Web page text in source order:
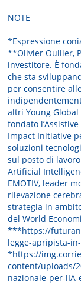
NOTE
*Espressione
**Olivier Oullier,
investitore. È
che sta
per consentire
altri Young
fondato
Impact Initiative
soluzioni
sul posto di
Artificial
EMOTIV, leader
rilevazione
strategia in
del World
***https://
legge-apripista-
*https://
content/uploads/
nazionale-per-